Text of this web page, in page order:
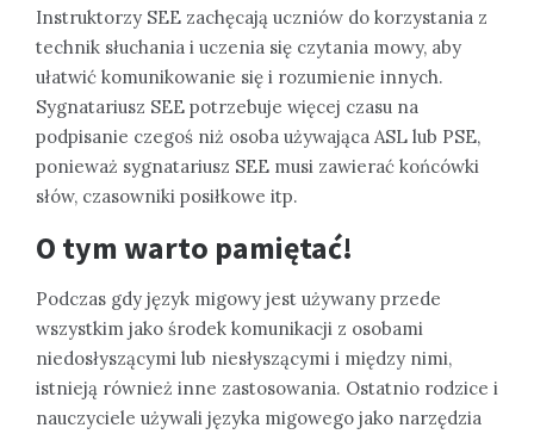
Instruktorzy SEE zachęcają uczniów do korzystania z
technik słuchania i uczenia się czytania mowy, aby
ułatwić komunikowanie się i rozumienie innych.
Sygnatariusz SEE potrzebuje więcej czasu na
podpisanie czegoś niż osoba używająca ASL lub PSE,
ponieważ sygnatariusz SEE musi zawierać końcówki
słów, czasowniki posiłkowe itp.
O tym warto pamiętać!
Podczas gdy język migowy jest używany przede
wszystkim jako środek komunikacji z osobami
niedosłyszącymi lub niesłyszącymi i między nimi,
istnieją również inne zastosowania. Ostatnio rodzice i
nauczyciele używali języka migowego jako narzędzia